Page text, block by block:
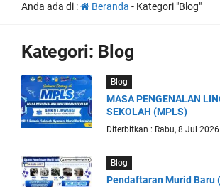
Anda ada di : Beranda - Kategori "Blog"
Kategori: Blog
Blog
MASA PENGENALAN
SEKOLAH (MPLS)
Diterbitkan : Rabu, 8 Jul 2026
Blog
Pendaftaran Murid Baru